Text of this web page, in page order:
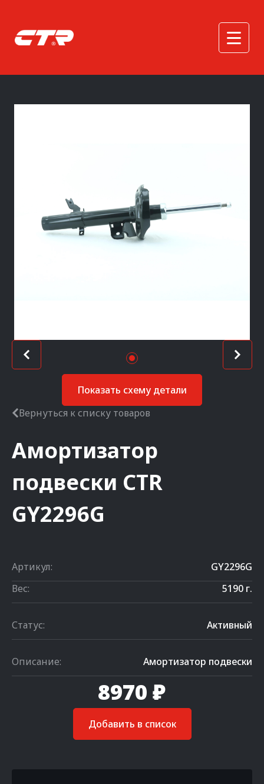
Показать схему детали
Вернуться к списку товаров
Амортизатор
подвески CTR
GY2296G
Артикул:
GY2296G
Вес:
5190 г.
Статус: Активный
Описание: Амортизатор подвески
8970 ₽
Добавить в список